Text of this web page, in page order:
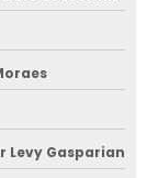
Levy Gasparian